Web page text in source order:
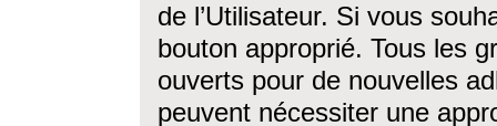
de l’Utilisateur. Si vous
bouton approprié. Tous les
ouverts pour de nouvelles
peuvent nécessiter une